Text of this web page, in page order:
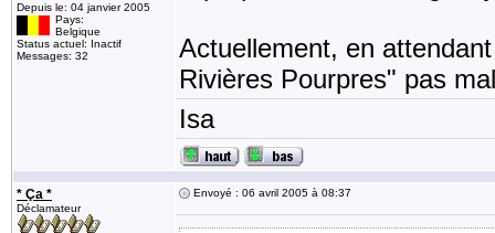
Depuis le: 04 janvier 2005
Pays:
Belgique
Status actuel: Inactif
Messages: 32
Actuellement, en
Rivières Pourpres" pas
Isa
* Ça *
Déclamateur
Envoyé : 06 avril 2005 à 08:37